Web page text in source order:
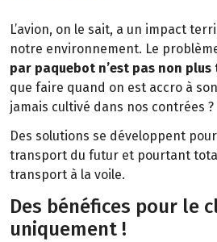
L’avion, on le sait, a un impact
notre environnement. Le
par paquebot n’est pas non plus
que faire quand on est accro à
jamais cultivé dans nos contrées ?
Des solutions se développent
transport du futur et pourtant
transport à la voile.
Des bénéfices pour le
uniquement !